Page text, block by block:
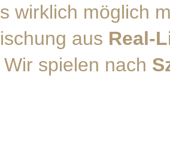
wirklich möglich
aus Real-
spielen nach